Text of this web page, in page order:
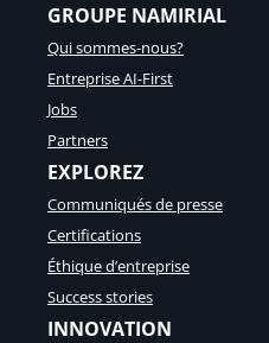
GROUPE NAMIRIAL
Qui sommes-nous?
Entreprise AI-First
Jobs
Partners
EXPLOREZ
Communiqués de presse
Certifications
Éthique d’entreprise
Success stories
INNOVATION